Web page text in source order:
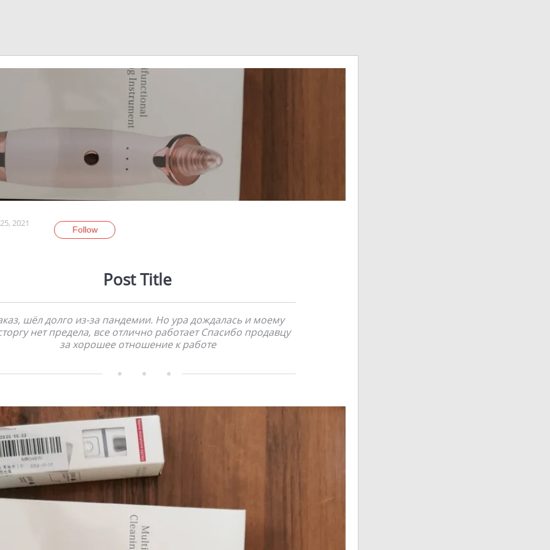
2021
Follow
Post Title
шёл долго из-за пандемии. Но ура дождалась и моему
нет предела, все отлично работает Спасибо продавцу
за хорошее отношение к работе        